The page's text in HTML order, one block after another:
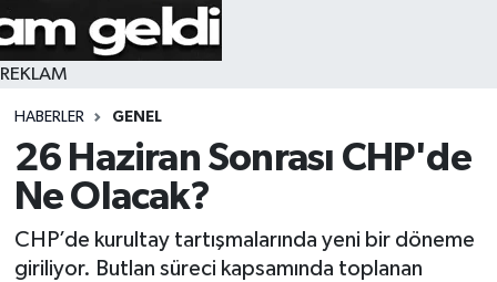
REKLAM
HABERLER GENEL
26 Haziran Sonrası CHP'de
Ne Olacak?
CHP’de kurultay tartışmalarında yeni bir döneme
giriliyor. Butlan süreci kapsamında toplanan